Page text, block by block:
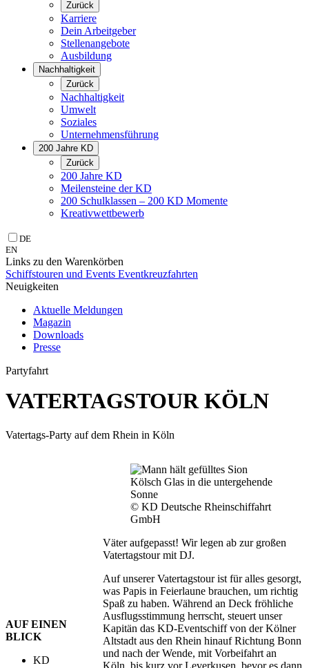
Zurück
Karriere
Dein Arbeitgeber
Stellenangebote
Ausbildung
Nachhaltigkeit
Zurück
Nachhaltigkeit
Umwelt
Soziales
Unternehmens­führung
200 Jahre KD
Zurück
200 Jahre KD
Meilensteine der KD
200 Schulklassen – 200 KD Momente
Kreativwettbewerb
DE
EN
Links zu den Warenkörben
Schiffstouren und Events Eventkreuzfahrten
Neuigkeiten
Aktuelle Meldungen
Magazin
Downloads
Presse
Partyfahrt
VATERTAGSTOUR KÖLN
Vatertags-Party auf dem Rhein in Köln
© KD Deutsche Rheinschiffahrt
GmbH
Väter aufgepasst! Wir legen ab zur großen
Vatertagstour mit DJ.
Auf unserer Vatertagstour ist für alles gesorgt,
was Papis in Feierlaune brauchen, um richtig
Spaß zu haben. Während an Deck fröhliche
Ausflugsstimmung herrscht, steuert unser
Kapitän das KD-Eventschiff von der Kölner
Altstadt aus den Rhein hinauf Richtung Bonn
und nach der Wende, mit Vorbeifahrt an
Köln, bis kurz vor Leverkusen, bevor es dann
AUF EINEN
BLICK
KD